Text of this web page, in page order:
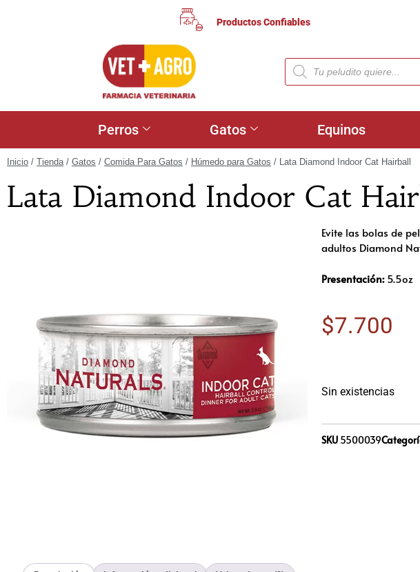
Productos Confiables
Perros Gatos Equinos
Inicio / Tienda/ Gatos / Comida Para Gatos / Húmedo para Gatos / Lata Diamond Indoor Cat Hairball
Lata Diamond Indoor Cat
Evite las bolas de
adultos Diamond
Presentación:5.5oz
$7.700
Sin existencias
SKU 5500039